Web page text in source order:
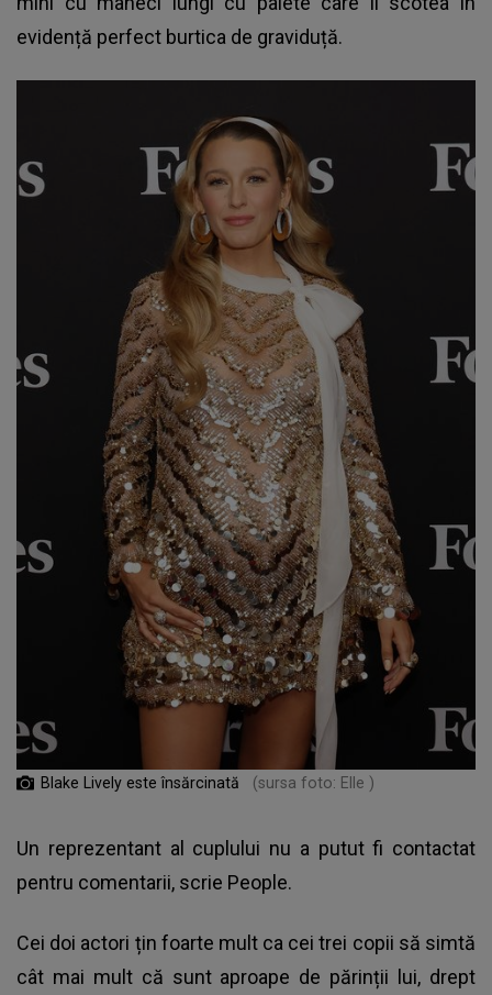
evidență perfect burtica de graviduță.
Blake Lively este însărcinată (sursa foto: Elle )
Un reprezentant al cuplului nu a putut fi contactat
pentru comentarii, scrie People.
Cei doi actori țin foarte mult ca cei trei copii să simtă
cât mai mult că sunt aproape de părinții lui, drept